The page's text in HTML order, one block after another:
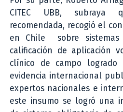
CITEC UBB, subraya
recomendada, recogió el
en Chile sobre sistemas
calificación de aplicación
clínico de campo logrado
evidencia internacional
expertos nacionales e
este insumo se logró una